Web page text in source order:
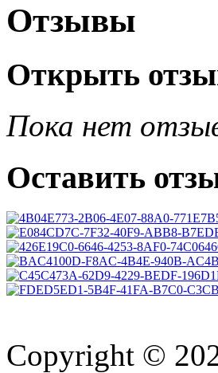
Отзывы
Открыть
Пока нет
Оставить
Copyright ©